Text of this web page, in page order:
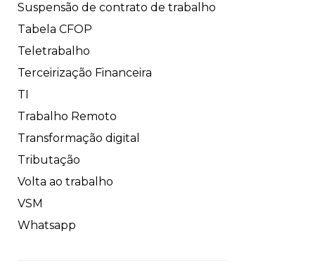
Suspensão de contrato de trabalho
Tabela CFOP
Teletrabalho
Terceirização Financeira
TI
Trabalho Remoto
Transformação digital
Tributação
Volta ao trabalho
VSM
Whatsapp